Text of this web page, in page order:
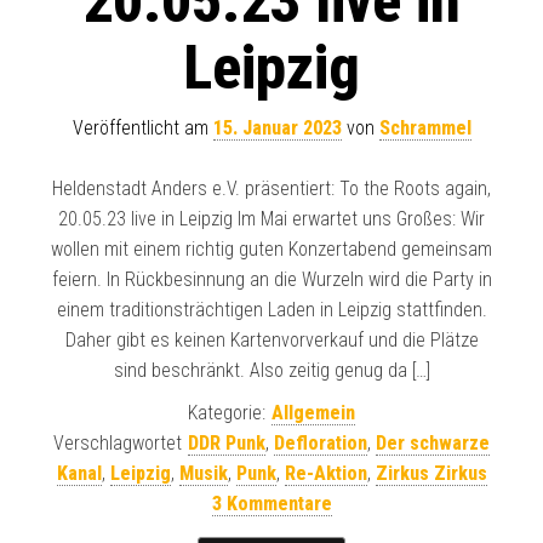
Leipzig
Veröffentlicht am 15. Januar 2023von Schrammel
Heldenstadt Anders e.V. präsentiert: To the Roots again,
20.05.23 live in Leipzig Im Mai erwartet uns Großes: Wir
wollen mit einem richtig guten Konzertabend gemeinsam
feiern. In Rückbesinnung an die Wurzeln wird die Party in
einem traditionsträchtigen Laden in Leipzig stattfinden.
Daher gibt es keinen Kartenvorverkauf und die Plätze
sind beschränkt. Also zeitig genug da […]
Kategorie: Allgemein
Verschlagwortet DDR Punk, Defloration, Der schwarze
Kanal, Leipzig, Musik, Punk, Re-Aktion, Zirkus Zirkus
3 Kommentare